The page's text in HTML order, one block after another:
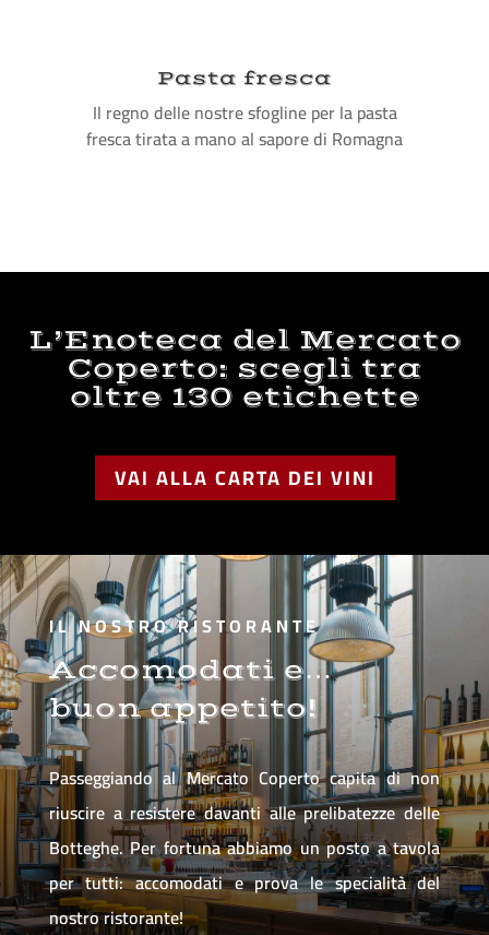
Pasta fresca
Il regno delle nostre sfogline per la pasta
fresca tirata a mano al sapore di Romagna
L’Enoteca del Mercato
Coperto: scegli tra
oltre 130 etichette
VAI ALLA CARTA DEI VINI
IL NOSTRO RISTORANTE
Accomodati e…
buon appetito!
Passeggiando al Mercato Coperto capita di non
riuscire a resistere davanti alle prelibatezze delle
Botteghe. Per fortuna abbiamo un posto a tavola
per tutti: accomodati e prova le specialità del
nostro ristorante!